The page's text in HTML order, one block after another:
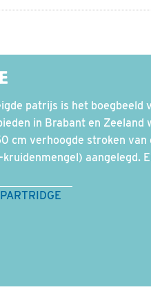
patrijs is het boegbeeld
in Brabant en Zeeland
cm verhoogde stroken
aangelegd.